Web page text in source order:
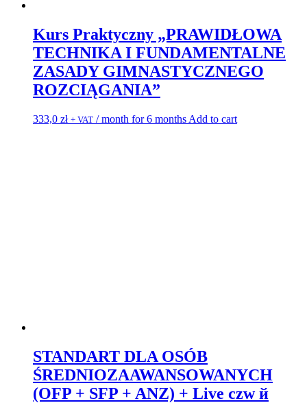
Kurs Praktyczny „PRAWIDŁOWA
TECHNIKA I FUNDAMENTALNE
ZASADY GIMNASTYCZNEGO
ROZCIĄGANIA”
333,0 zł + VAT / month for 6 months Add to cart
STANDART DLA OSÓB
ŚREDNIOZAAWANSOWANYCH
(OFP + SFP + ANZ) + Live czw й